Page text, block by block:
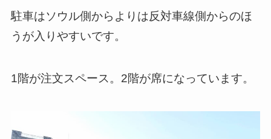
駐車はソウル側からよりは反対車線側からのほ
うが入りやすいです。
1階が注文スペース。2階が席になっています。